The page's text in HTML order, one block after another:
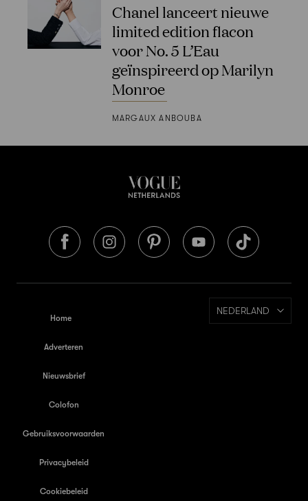
Chanel lanceert nieuwe
limited edition flacon
voor No. 5 L’Eau
geïnspireerd op Marilyn
Monroe
MARGAUX ANBOUBA
Home
Adverteren
Nieuwsbrief
Colofon
Gebruiksvoorwaarden
Privacybeleid
Cookiebeleid
NEDERLAND